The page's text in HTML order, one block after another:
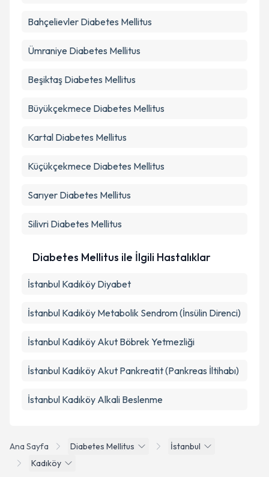
Ana Sayfa Diabetes Mellitus
İstanbul
Kadıköy
Bahçelievler Diabetes Mellitus
Ümraniye Diabetes Mellitus
Beşiktaş Diabetes Mellitus
Büyükçekmece Diabetes Mellitus
Kartal Diabetes Mellitus
Küçükçekmece Diabetes Mellitus
Sarıyer Diabetes Mellitus
Silivri Diabetes Mellitus
Diabetes Mellitus ile İlgili Hastalıklar
İstanbul Kadıköy Diyabet
İstanbul Kadıköy Metabolik Sendrom (İnsülin Direnci)
İstanbul Kadıköy Akut Böbrek Yetmezliği
İstanbul Kadıköy Akut Pankreatit (Pankreas İltihabı)
İstanbul Kadıköy Alkali Beslenme